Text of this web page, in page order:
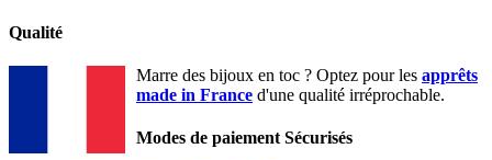
Qualité
Marre des bijoux en toc ? Optez pour les apprêts
made in France d'une qualité irréprochable.
Modes de paiement Sécurisés